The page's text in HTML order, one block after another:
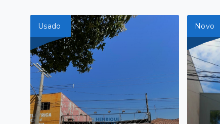
Usado Novo